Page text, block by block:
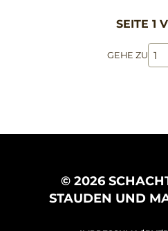
SEITE 1
GEHE ZU
© 2026
STAUDEN UND